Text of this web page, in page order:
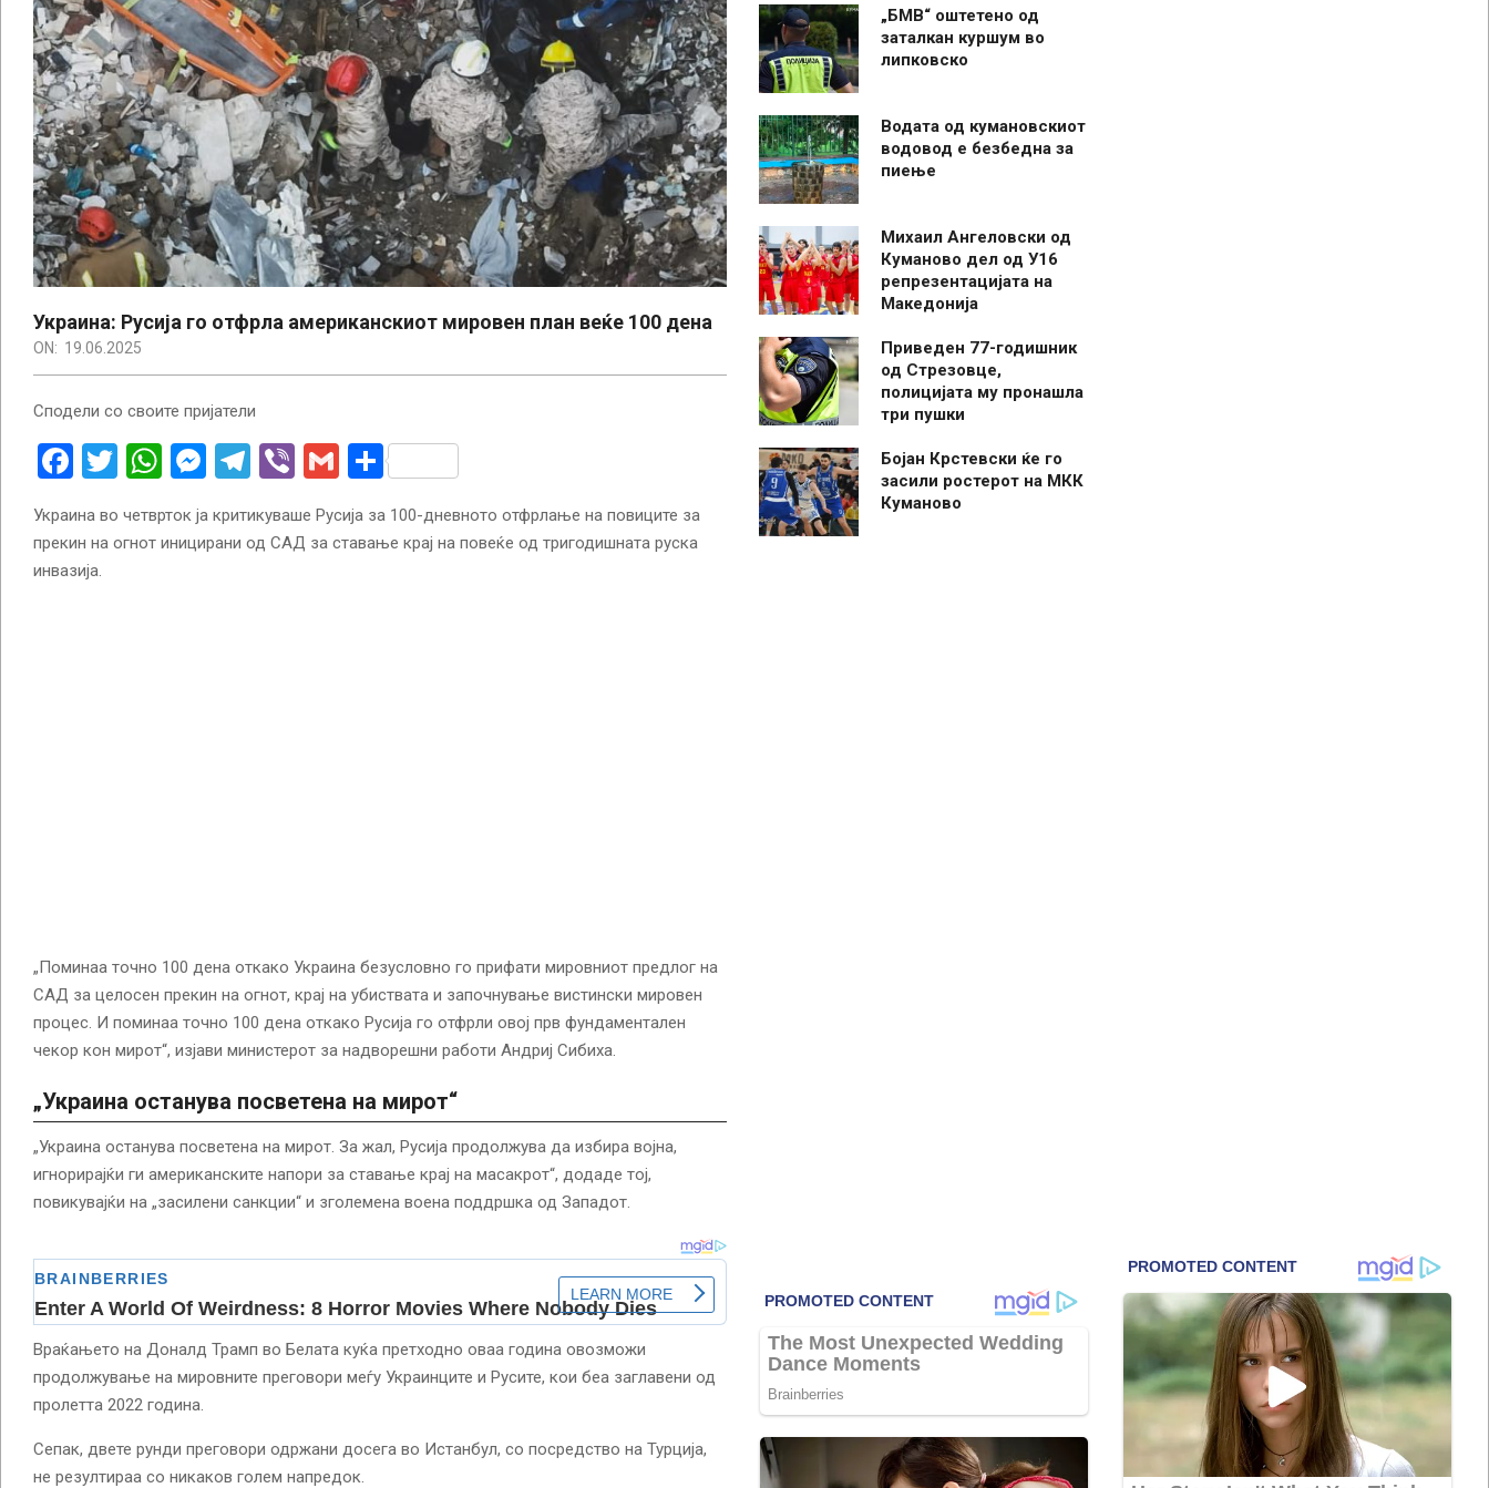
Украина: Русија го отфрла американскиот мировен план веќе 100 дена
ON: 19.06.2025
Сподели со своите пријатели
Facebook
Twitter
WhatsApp
Messenger
Telegram
ViberGmailShare
Украина во четврток ја критикуваше Русија за 100-дневното отфрлање на повиците за
прекин на огнот иницирани од САД за ставање крај на повеќе од тригодишната руска
инвазија.
„Поминаа точно 100 дена откако Украина безусловно го прифати мировниот предлог на
САД за целосен прекин на огнот, крај на убиствата и започнување вистински мировен
процес. И поминаа точно 100 дена откако Русија го отфрли овој прв фундаментален
чекор кон мирот“, изјави министерот за надворешни работи Андриј Сибиха.
„Украина останува посветена на мирот“
„Украина останува посветена на мирот. За жал, Русија продолжува да избира војна,
игнорирајќи ги американските напори за ставање крај на масакрот“, додаде тој,
повикувајќи на „засилени санкции“ и зголемена воена поддршка од Западот.
Враќањето на Доналд Трамп во Белата куќа претходно оваа година овозможи
продолжување на мировните преговори меѓу Украинците и Русите, кои беа заглавени од
пролетта 2022 година.
Сепак, двете рунди преговори одржани досега во Истанбул, со посредство на Турција,
не резултираа со никаков голем напредок.
„БМВ“ оштетено од
заталкан куршум во
липковско
Водата од кумановскиот
водовод е безбедна за
пиење
Михаил Ангеловски од
Куманово дел од У16
репрезентацијата на
Македонија
Приведен 77-годишник
од Стрезовце,
полицијата му пронашла
три пушки
Бојан Крстевски ќе го
засили ростерот на МКК
Куманово